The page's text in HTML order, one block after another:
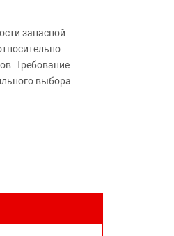
запасной
Требование
выбора